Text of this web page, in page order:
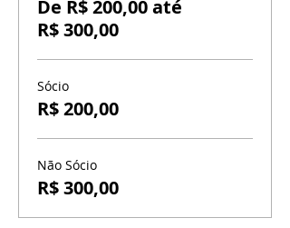
De R$ 200,00 até
R$ 300,00
Sócio
R$ 200,00
Não Sócio
R$ 300,00